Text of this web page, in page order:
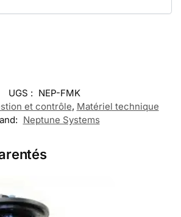
UGS : NEP-FMK
et contrôle, Matériel technique
Neptune Systems